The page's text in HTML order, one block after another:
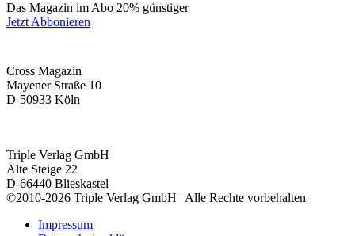
Das Magazin im Abo 20% günstiger
Jetzt Abbonieren
Cross Magazin
Mayener Straße 10
D-50933 Köln
Triple Verlag GmbH
Alte Steige 22
D-66440 Blieskastel
©2010-2026 Triple Verlag GmbH | Alle Rechte vorbehalten
Impressum